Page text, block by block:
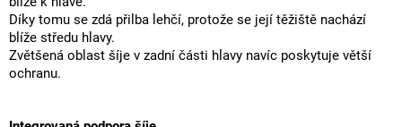
Díky tomu se zdá přilba lehčí, protože se její těžiště nachází
blíže středu hlavy.
Zvětšená oblast šíje v zadní části hlavy navíc poskytuje větší
ochranu.